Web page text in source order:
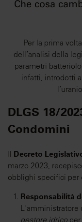
Che cosa
Per la prima
dell’analisi della
parametri
infatti, introdotti
DLGS 18/
Condomini
Il Decreto
marzo 2023,
obblighi specifici per
Responsabilità
L'amministratore
gestore idricoper